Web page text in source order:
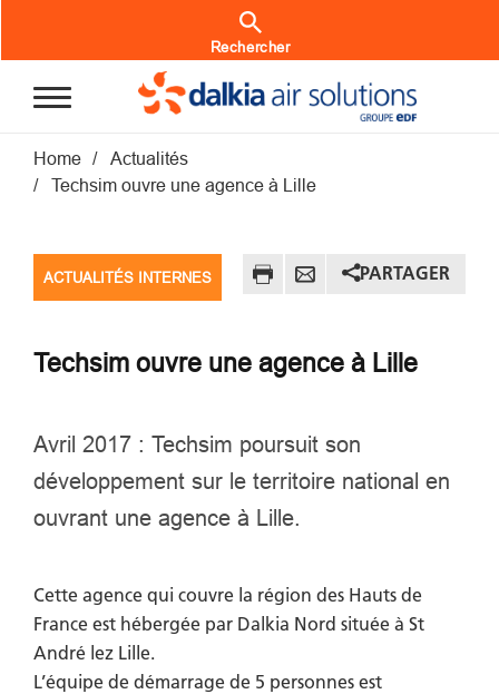
Rechercher
Fil d'Ariane
Home
Actualités
Techsim ouvre une agence à Lille
ACTUALITÉS INTERNES PARTAGER
Techsim ouvre une agence à Lille
Avril 2017 : Techsim poursuit son
développement sur le territoire national en
ouvrant une agence à Lille.
Cette agence qui couvre la région des Hauts de
France est hébergée par Dalkia Nord située à St
André lez Lille.
L’équipe de démarrage de 5 personnes est